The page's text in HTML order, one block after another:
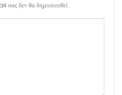
σας δεν θα δημοσιευθεί.